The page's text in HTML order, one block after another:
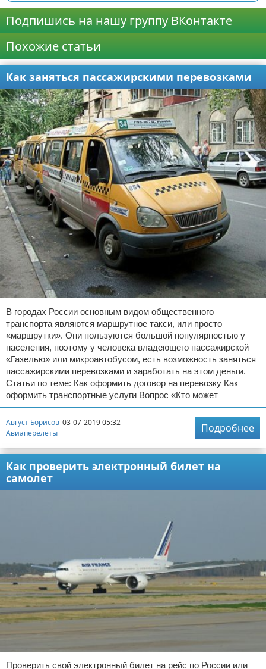
Подпишись на нашу группу ВКонтакте
Похожие статьи
Как заняться пассажирскими перевозками
В городах России основным видом общественного
транспорта являются маршрутное такси, или просто
«маршрутки». Они пользуются большой популярностью у
населения, поэтому у человека владеющего пассажирской
«Газелью» или микроавтобусом, есть возможность заняться
пассажирскими перевозками и заработать на этом деньги.
Статьи по теме: Как оформить договор на перевозку Как
оформить транспортные услуги Вопрос «Кто может
Август Борисов 03-07-2019 05:32
Авиаперелеты
Подробнее
Как проверить электронный билет на
самолет
Проверить свой электронный билет на рейс по России или